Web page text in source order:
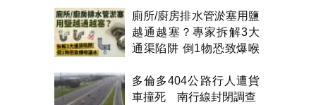
廁所/廚房排水管淤塞用鹽
越通越塞？專家拆解3大
通渠陷阱 倒1物恐致爆喉
多倫多404公路行人遭貨
車撞死 南行線封閉調查